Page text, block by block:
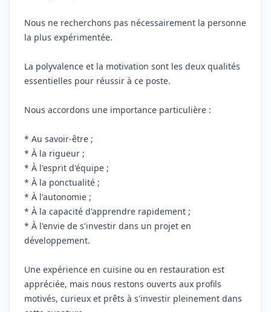
Nous ne recherchons pas nécessairement la personne
la plus expérimentée.
La polyvalence et la motivation sont les deux qualités
essentielles pour réussir à ce poste.
Nous accordons une importance particulière :
* Au savoir-être ;
* À la rigueur ;
* À l'esprit d'équipe ;
* À la ponctualité ;
* À l'autonomie ;
* À la capacité d'apprendre rapidement ;
* À l'envie de s'investir dans un projet en
développement.
Une expérience en cuisine ou en restauration est
appréciée, mais nous restons ouverts aux profils
motivés, curieux et prêts à s'investir pleinement dans